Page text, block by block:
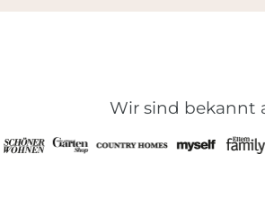
Wir sind bekannt